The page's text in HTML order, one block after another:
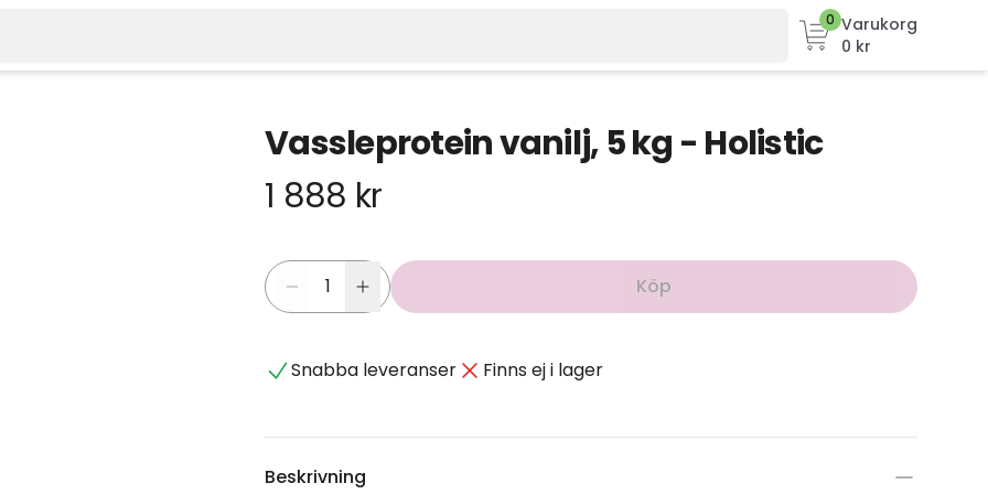
0 Varukorg
0 kr
Vassleprotein vanilj, 5 kg - Holistic
1 888 kr
Köp
Snabba leveranser Finns ej i lager
Beskrivning